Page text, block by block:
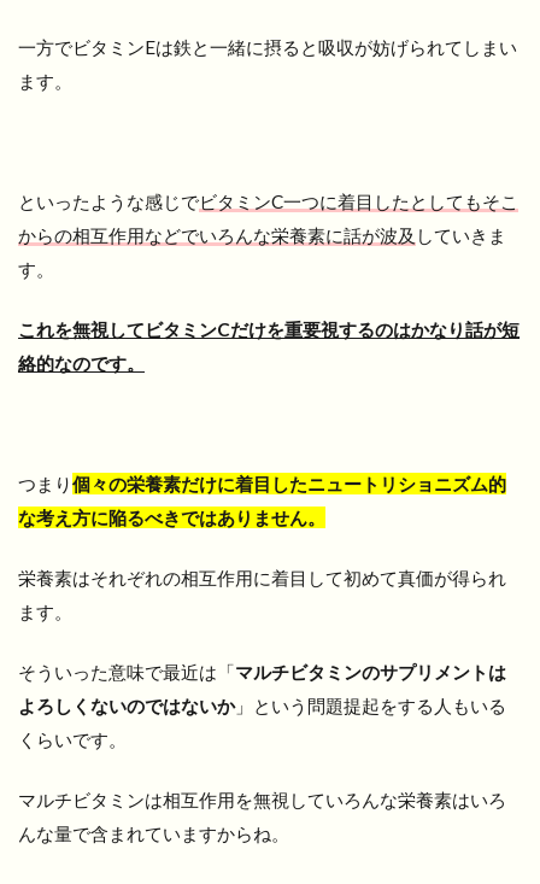
一方でビタミンEは鉄と一緒に摂ると吸収が妨げられてしまい
ます。
といったような感じでビタミンC一つに着目したとしてもそこ
からの相互作用などでいろんな栄養素に話が波及 していきま
す。
これを無視してビタミンCだけを重要視するのはかなり話が短
絡的なのです。
つまり個々の栄養素だけに着目したニュートリショニズム的
な考え方に陥るべきではありません。
栄養素はそれぞれの相互作用に着目して初めて真価が得られ
ます。
そういった意味で最近は「マルチビタミンのサプリメントは
よろしくないのではないか」という問題提起をする人もいる
くらいです。
マルチビタミンは相互作用を無視していろんな栄養素はいろ
んな量で含まれていますからね。